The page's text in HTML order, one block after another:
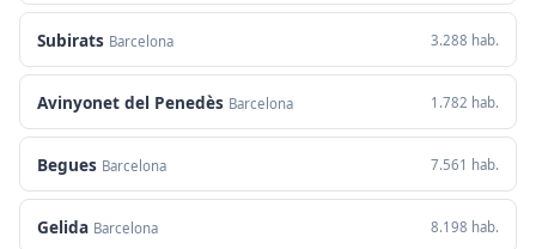
Subirats Barcelona 3.288 hab.
Avinyonet del Penedès Barcelona 1.782 hab.
Begues Barcelona 7.561 hab.
Gelida Barcelona 8.198 hab.